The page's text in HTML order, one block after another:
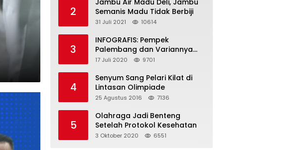
2
Jambu Air Madu Deli, Jambu
Semanis Madu Tidak Berbiji
31 Juli 2021 10614
3
INFOGRAFIS: Pempek
Palembang dan Variannya
yang Melegenda
17 Juli 2020 9701
4
Senyum Sang Pelari Kilat di
Lintasan Olimpiade
25 Agustus 2016 7136
5
Olahraga Jadi Benteng
Setelah Protokol Kesehatan
3 Oktober 2020 6551